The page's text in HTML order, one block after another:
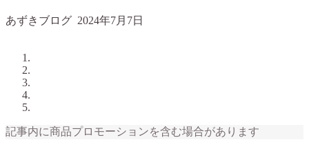
あずきブログ 2024年7月7日
記事内に商品プロモーションを含む場合があります